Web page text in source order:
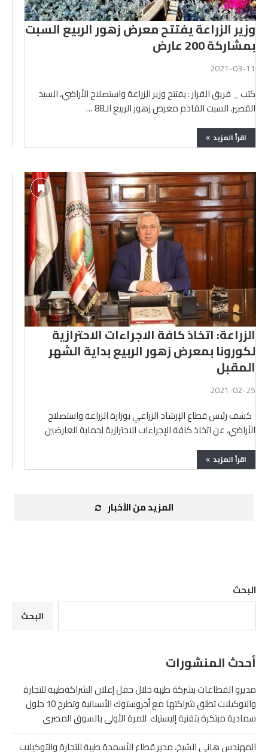
وزير الزراعة يفتتح معرض زهور الربيع السبت
بمشاركة 200 عارض
2021-03-11
كتب _ فريق القرار : يفتتح وزير الزراعة واستصلاح الأراضي، السيد
القصير، السبت القادم معرض زهور الربيع الـ88 …
اقرأ المزيد
الزراعة: اتخاذ كافة الاجراءات الاحترازية
لكورونا بمعرض زهور الربيع بداية الشهر
المقبل
2021-02-25
كشف رئيس قطاع الإرشاد الزراعي بوزارة الزراعة واستصلاح
الأراضي، عن اتخاذ كافة الإجراءات الاحترازية لحماية العارضين
اقرأ المزيد
المزيد من الأخبار
البحث
البحث
أحدث المنشورات
مديرو القطاعات بشركة طيبة خلال حفل إعلان الشراكةطيبة للتجارة
والتوكيلات تطلق شراكتها مع أجروستوك الأسبانية وتطرح 10 حلول
سمادية مبتكرة بتفنية إليستيك للمرة الأولى بالسوق المصرى
المهندس هاني الشيخ، مدير قطاع الأسمدة طيبة للتجارة والتوكيلات